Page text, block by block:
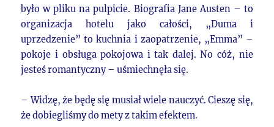
było w pliku na pulpicie. Biografia Jane Austen – to
organizacja hotelu jako całości, „Duma i
uprzedzenie” to kuchnia i zaopatrzenie, „Emma” –
pokoje i obsługa pokojowa i tak dalej. No cóż, nie
jesteś romantyczny – uśmiechnęła się.
– Widzę, że będę się musiał wiele nauczyć. Cieszę się,
że dobiegliśmy do mety z takim efektem.